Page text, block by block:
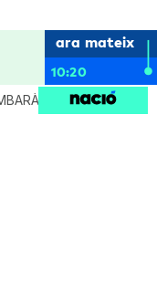
ara mateix
10:20
CRIANÇA